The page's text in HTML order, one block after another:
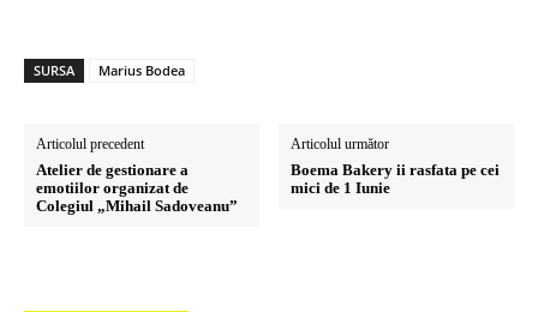
SURSA Marius Bodea
Articolul precedent
Atelier de gestionare a
emotiilor organizat de
Colegiul „Mihail Sadoveanu”
Articolul următor
Boema Bakery ii rasfata pe cei
mici de 1 Iunie